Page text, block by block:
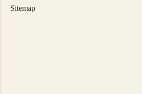
Sitemap